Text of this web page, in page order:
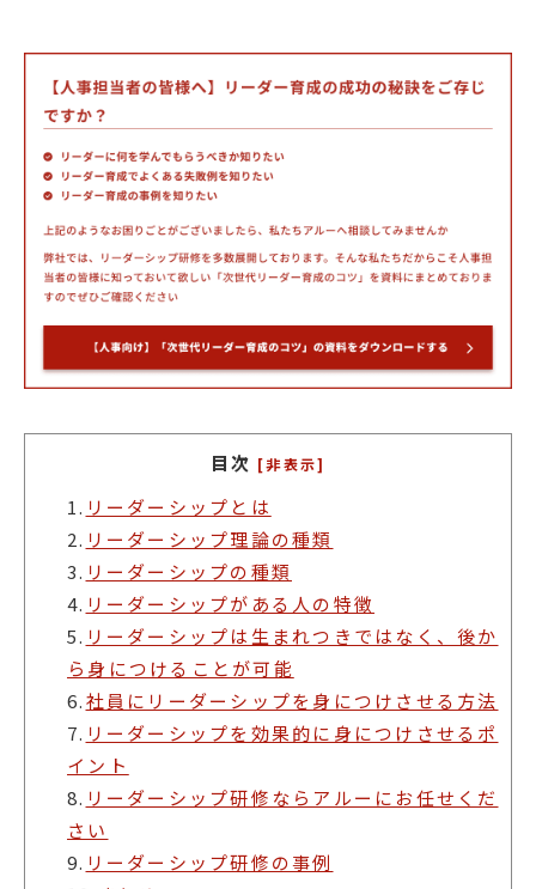
目次 [非表示]
1. リーダーシップとは
2. リーダーシップ理論の種類
3. リーダーシップの種類
4. リーダーシップがある人の特徴
5. リーダーシップは生まれつきではなく、後か
ら身につけることが可能
6.社員にリーダーシップを身につけさせる方法
7. リーダーシップを効果的に身につけさせるポ
イント
8. リーダーシップ研修ならアルーにお任せくだ
さい
9. リーダーシップ研修の事例